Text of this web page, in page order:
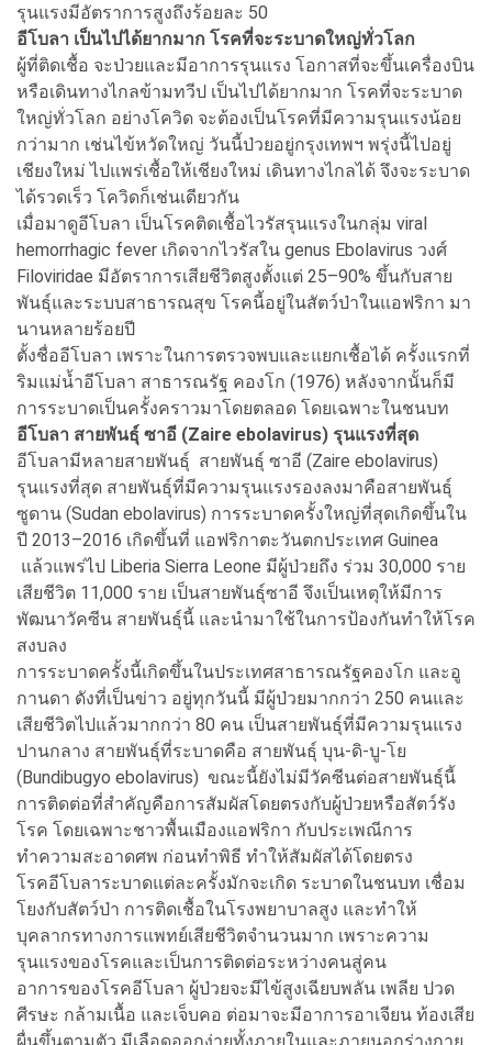
รุนแรงมีอัตราการสูงถึงร้อยละ 50
อีโบลา เป็นไปได้ยากมาก โรคที่จะระบาดใหญ่ทั่วโลก
ผู้ที่ติดเชื้อ จะป่วยและมีอาการรุนแรง โอกาสที่จะขึ้นเครื่องบิน
หรือเดินทางไกลข้ามทวีป เป็นไปได้ยากมาก โรคที่จะระบาด
ใหญ่ทั่วโลก อย่างโควิด จะต้องเป็นโรคที่มีความรุนแรงน้อย
กว่ามาก เช่นไข้หวัดใหญ่ วันนี้ป่วยอยู่กรุงเทพฯ พรุ่งนี้ไปอยู่
เชียงใหม่ ไปแพร่เชื้อให้เชียงใหม่ เดินทางไกลได้ จึงจะระบาด
ได้รวดเร็ว โควิดก็เช่นเดียวกัน
เมื่อมาดูอีโบลา เป็นโรคติดเชื้อไวรัสรุนแรงในกลุ่ม viral
hemorrhagic fever เกิดจากไวรัสใน genus Ebolavirus วงศ์
Filoviridae มีอัตราการเสียชีวิตสูงตั้งแต่ 25–90% ขึ้นกับสาย
พันธุ์และระบบสาธารณสุข โรคนี้อยู่ในสัตว์ป่าในแอฟริกา มา
นานหลายร้อยปี
ตั้งชื่ออีโบลา เพราะในการตรวจพบและแยกเชื้อได้ ครั้งแรกที่
ริมแม่น้ำอีโบลา สาธารณรัฐ คองโก (1976) หลังจากนั้นก็มี
การระบาดเป็นครั้งคราวมาโดยตลอด โดยเฉพาะในชนบท
อีโบลา สายพันธุ์ ซาอี (Zaire ebolavirus) รุนแรงที่สุด
อีโบลามีหลายสายพันธุ์ สายพันธุ์ ซาอี (Zaire ebolavirus)
รุนแรงที่สุด สายพันธุ์ที่มีความรุนแรงรองลงมาคือสายพันธุ์
ซูดาน (Sudan ebolavirus) การระบาดครั้งใหญ่ที่สุดเกิดขึ้นใน
ปี 2013–2016 เกิดขึ้นที่ แอฟริกาตะวันตกประเทศ Guinea
แล้วแพร่ไป Liberia Sierra Leone มีผู้ป่วยถึง ร่วม 30,000 ราย
เสียชีวิต 11,000 ราย เป็นสายพันธุ์ซาอี จึงเป็นเหตุให้มีการ
พัฒนาวัคซีน สายพันธุ์นี้ และนำมาใช้ในการป้องกันทำให้โรค
สงบลง
การระบาดครั้งนี้เกิดขึ้นในประเทศสาธารณรัฐคองโก และอู
กานดา ดังที่เป็นข่าว อยู่ทุกวันนี้ มีผู้ป่วยมากกว่า 250 คนและ
เสียชีวิตไปแล้วมากกว่า 80 คน เป็นสายพันธุ์ที่มีความรุนแรง
ปานกลาง สายพันธุ์ที่ระบาดคือ สายพันธุ์ บุน-ดิ-บู-โย
(Bundibugyo ebolavirus) ขณะนี้ยังไม่มีวัคซีนต่อสายพันธุ์นี้
การติดต่อที่สำคัญคือการสัมผัสโดยตรงกับผู้ป่วยหรือสัตว์รัง
โรค โดยเฉพาะชาวพื้นเมืองแอฟริกา กับประเพณีการ
ทำความสะอาดศพ ก่อนทำพิธี ทำให้สัมผัสได้โดยตรง
โรคอีโบลาระบาดแต่ละครั้งมักจะเกิด ระบาดในชนบท เชื่อม
โยงกับสัตว์ป่า การติดเชื้อในโรงพยาบาลสูง และทำให้
บุคลากรทางการแพทย์เสียชีวิตจำนวนมาก เพราะความ
รุนแรงของโรคและเป็นการติดต่อระหว่างคนสู่คน
อาการของโรคอีโบลา ผู้ป่วยจะมีไข้สูงเฉียบพลัน เพลีย ปวด
ศีรษะ กล้ามเนื้อ และเจ็บคอ ต่อมาจะมีอาการอาเจียน ท้องเสีย